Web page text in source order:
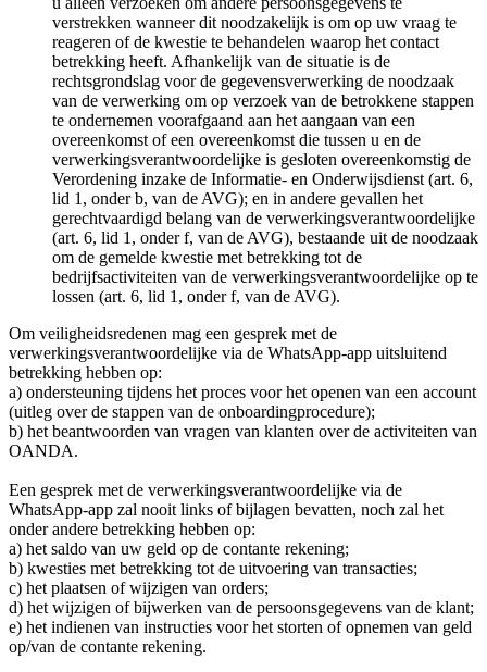
verstrekken wanneer dit noodzakelijk is om op uw vraag te
reageren of de kwestie te behandelen waarop het contact
betrekking heeft. Afhankelijk van de situatie is de
rechtsgrondslag voor de gegevensverwerking de noodzaak
van de verwerking om op verzoek van de betrokkene stappen
te ondernemen voorafgaand aan het aangaan van een
overeenkomst of een overeenkomst die tussen u en de
verwerkingsverantwoordelijke is gesloten overeenkomstig de
Verordening inzake de Informatie- en Onderwijsdienst (art. 6,
lid 1, onder b, van de AVG); en in andere gevallen het
gerechtvaardigd belang van de verwerkingsverantwoordelijke
(art. 6, lid 1, onder f, van de AVG), bestaande uit de noodzaak
om de gemelde kwestie met betrekking tot de
bedrijfsactiviteiten van de verwerkingsverantwoordelijke op te
lossen (art. 6, lid 1, onder f, van de AVG).
Om veiligheidsredenen mag een gesprek met de
verwerkingsverantwoordelijke via de WhatsApp-app uitsluitend
betrekking hebben op:
a) ondersteuning tijdens het proces voor het openen van een account
(uitleg over de stappen van de onboardingprocedure);
b) het beantwoorden van vragen van klanten over de activiteiten van
OANDA.
Een gesprek met de verwerkingsverantwoordelijke via de
WhatsApp-app zal nooit links of bijlagen bevatten, noch zal het
onder andere betrekking hebben op:
a) het saldo van uw geld op de contante rekening;
b) kwesties met betrekking tot de uitvoering van transacties;
c) het plaatsen of wijzigen van orders;
d) het wijzigen of bijwerken van de persoonsgegevens van de klant;
e) het indienen van instructies voor het storten of opnemen van geld
op/van de contante rekening.